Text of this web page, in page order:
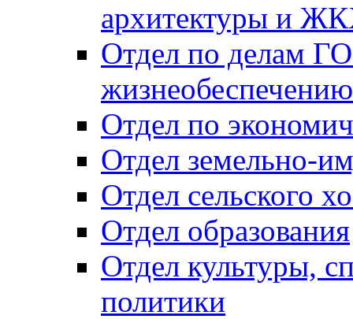
архитектуры и
Отдел по делам
Отдел по
Отдел земельно-
Отдел сельского
Отдел образования
Отдел культуры,
политики